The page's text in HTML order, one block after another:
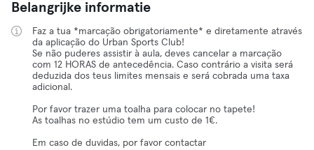
Belangrijke informatie
Faz a tua *marcação obrigatoriamente* e diretamente através
da aplicação do Urban Sports Club!
Se não puderes assistir à aula, deves cancelar a marcação
com 12 HORAS de antecedência. Caso contrário a visita será
deduzida dos teus limites mensais e será cobrada uma taxa
adicional.
Por favor trazer uma toalha para colocar no tapete!
As toalhas no estúdio tem um custo de 1€.
Em caso de duvidas, por favor contactar